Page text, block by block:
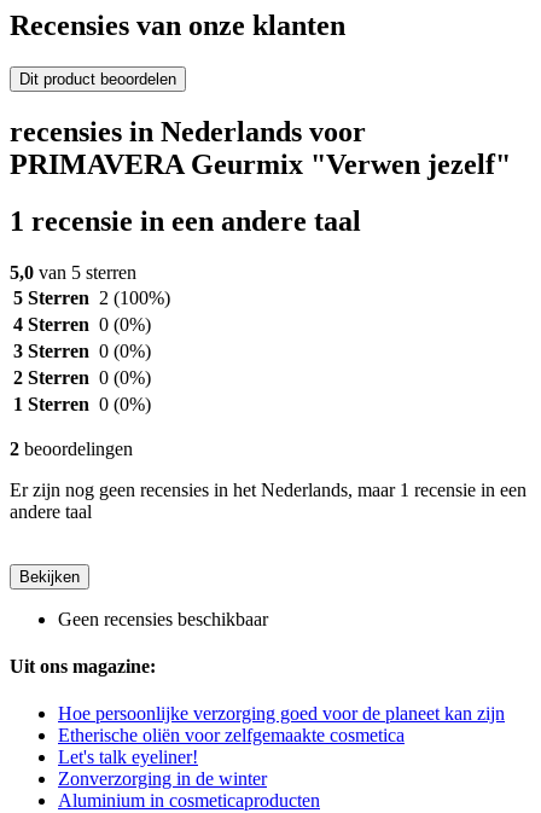
Recensies van onze klanten
Dit product beoordelen
recensies in Nederlands voor
PRIMAVERA Geurmix "Verwen jezelf"
1 recensie in een andere taal
5,0 van 5 sterren
5 Sterren 2 (100%)
4 Sterren 0 (0%)
3 Sterren 0 (0%)
2 Sterren 0 (0%)
1 Sterren 0 (0%)
2 beoordelingen
Er zijn nog geen recensies in het Nederlands, maar 1 recensie in een
andere taal
Bekijken
Geen recensies beschikbaar
Uit ons magazine:
Hoe persoonlijke verzorging goed voor de planeet kan zijn
Etherische oliën voor zelfgemaakte cosmetica
Let's talk eyeliner!
Zonverzorging in de winter
Aluminium in cosmeticaproducten